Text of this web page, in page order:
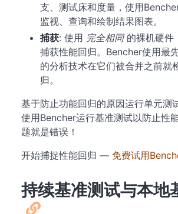
支、测试床和度量，使用
监视、查询和绘制结果图表。
捕获: 使用 完全相同的裸机硬件
捕获性能回归。Bencher使用最
的分析技术在它们被合并之前就
归。
基于防止功能回归的原因运行单元测
使用Bencher运行基准测试以防止性
题就是错误！
开始捕捉性能回归 — 免费试用
持续基准测试与本地